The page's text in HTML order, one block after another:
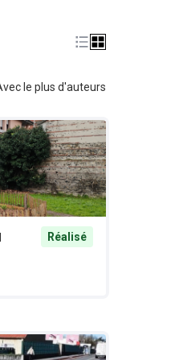
le plus d'auteurs
Réalisé